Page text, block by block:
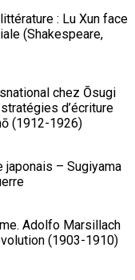
: Lu Xun face
(Shakespeare,
chez Ōsugi
d’écriture
(1912-1926)
japonais – Sugiyama
Adolfo Marsillach
(1903-1910)